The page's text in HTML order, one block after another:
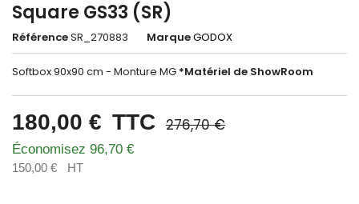
Square GS33 (SR)
RéférenceSR_270883 MarqueGODOX
Softbox 90x90 cm - Monture MG *Matériel de ShowRoom
180,00 € TTC 276,70 €
Économisez 96,70 €
150,00 € HT